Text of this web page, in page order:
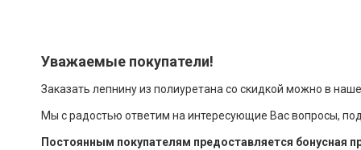
Уважаемые покупатели!
Заказать лепнину из полиуретана со скидкой можно в
Мы с радостью ответим на интересующие Вас вопросы,
Постоянным покупателям предоставляется бонусная